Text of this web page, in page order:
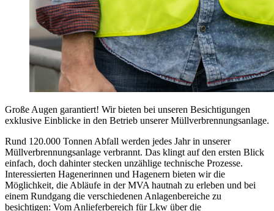
Große Augen garantiert! Wir bieten bei unseren Besichtigungen
exklusive Einblicke in den Betrieb unserer Müllverbrennungsanlage.
Rund 120.000 Tonnen Abfall werden jedes Jahr in unserer
Müllverbrennungsanlage verbrannt. Das klingt auf den ersten Blick
einfach, doch dahinter stecken unzählige technische Prozesse.
Interessierten Hagenerinnen und Hagenern bieten wir die
Möglichkeit, die Abläufe in der MVA hautnah zu erleben und bei
einem Rundgang die verschiedenen Anlagenbereiche zu
besichtigen: Vom Anlieferbereich für Lkw über die